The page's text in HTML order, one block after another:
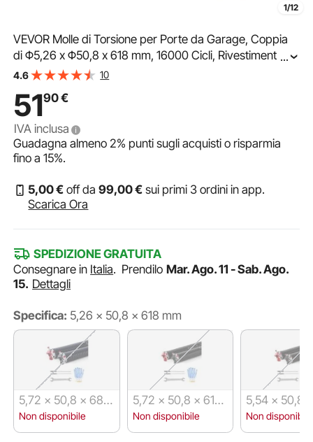
1/12
VEVOR Molle di Torsione per Porte da Garage, Coppia
di Φ5,26 x Φ50,8 x 618 mm, 16000 Cicli, Rivestimento
Elettroforetico Nero per SostituI, con Barre di
...
4.6 10
5190€
IVA inclusa
Guadagna almeno2% punti sugli acquisti o risparmia
fino a15%.
5,00€ off da99,00€ sui primi 3 ordini in app.
Scarica Ora
SPEDIZIONE GRATUITA
Consegnare in Italia. Prendilo Mar. Ago. 11 - Sab. Ago.
15. Dettagli
Specifica: 5,26 × 50,8 × 618 mm
5,72 × 50,8 × 685
mm
Non disponibile
5,72 × 50,8 × 610
mm
Non disponibile
5,54 × 50,8
mm
Non disponibile